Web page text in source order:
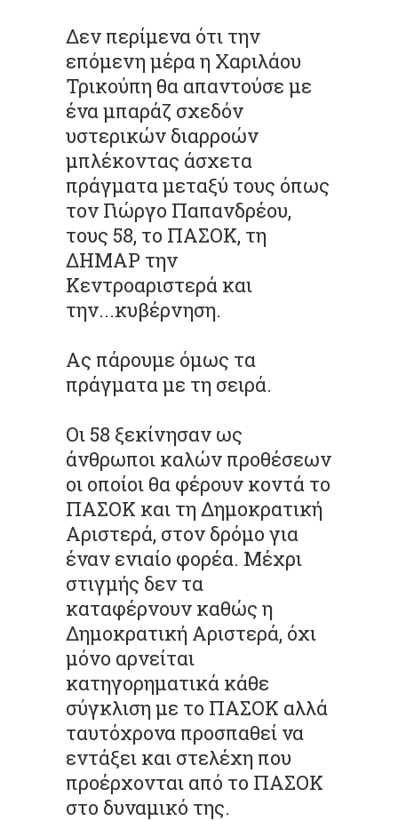
Δεν περίμενα ότι την
επόμενη μέρα η Χαριλάου
Τρικούπη θα απαντούσε με
ένα μπαράζ σχεδόν
υστερικών διαρροών
μπλέκοντας άσχετα
πράγματα μεταξύ τους όπως
τον Γιώργο Παπανδρέου,
τους 58, το ΠΑΣΟΚ, τη
ΔΗΜΑΡ την
Κεντροαριστερά και
την...κυβέρνηση.
Ας πάρουμε όμως τα
πράγματα με τη σειρά.
Οι 58 ξεκίνησαν ως
άνθρωποι καλών προθέσεων
οι οποίοι θα φέρουν κοντά το
ΠΑΣΟΚ και τη Δημοκρατική
Αριστερά, στον δρόμο για
έναν ενιαίο φορέα. Μέχρι
στιγμής δεν τα
καταφέρνουν καθώς η
Δημοκρατική Αριστερά, όχι
μόνο αρνείται
κατηγορηματικά κάθε
σύγκλιση με το ΠΑΣΟΚ αλλά
ταυτόχρονα προσπαθεί να
εντάξει και στελέχη που
προέρχονται από το ΠΑΣΟΚ
στο δυναμικό της.